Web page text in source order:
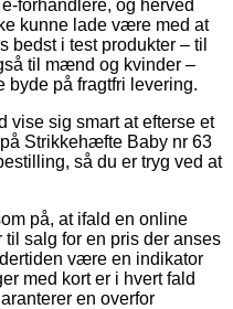
forhandlere, og herved
kunne lade være med at
i test produkter – til
til mænd og kvinder –
byde på fragtfri levering.
vise sig smart at efterse et
Strikkehæfte Baby nr 63
så du er tryg ved at
på, at ifald en online
salg for en pris der anses
være en indikator
med kort er i hvert fald
en overfor